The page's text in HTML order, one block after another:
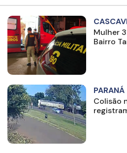
Mulher
Bairro
PARANÁ
Colisão